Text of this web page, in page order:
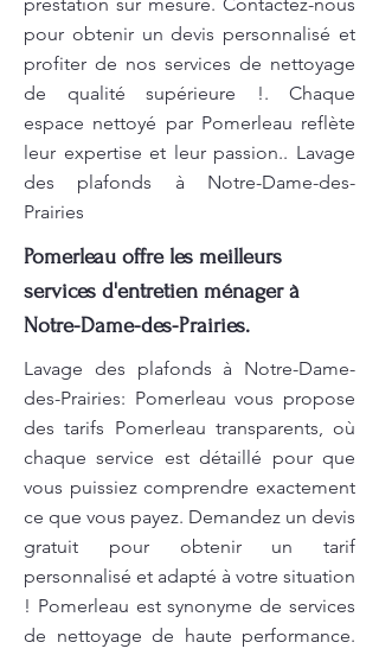
pour obtenir un devis personnalisé et
profiter de nos services de nettoyage
de qualité supérieure !. Chaque
espace nettoyé par Pomerleau reflète
leur expertise et leur passion.. Lavage
des plafonds à Notre-Dame-des-
Prairies
Pomerleau offre les meilleurs
services d'entretien ménager à
Notre-Dame-des-Prairies.
Lavage des plafonds à Notre-Dame-
des-Prairies: Pomerleau vous propose
des tarifs Pomerleau transparents, où
chaque service est détaillé pour que
vous puissiez comprendre exactement
ce que vous payez. Demandez un devis
gratuit pour obtenir un tarif
personnalisé et adapté à votre situation
! Pomerleau est synonyme de services
de nettoyage de haute performance.